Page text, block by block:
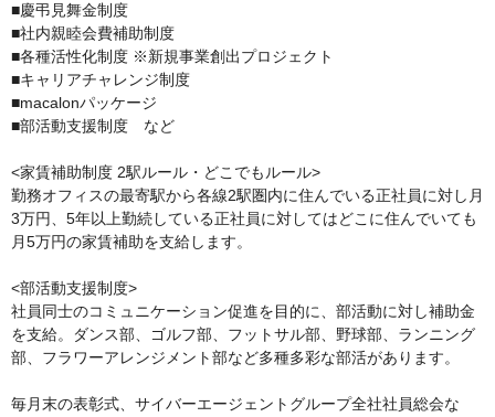
■慶弔見舞金制度
■社内親睦会費補助制度
■各種活性化制度 ※新規事業創出プロジェクト
■キャリアチャレンジ制度
■macalonパッケージ
■部活動支援制度　など
<家賃補助制度 2駅ルール・どこでもルール>
勤務オフィスの最寄駅から各線2駅圏内に住んでいる正社員に対し月
3万円、5年以上勤続している正社員に対してはどこに住んでいても
月5万円の家賃補助を支給します。
<部活動支援制度>
社員同士のコミュニケーション促進を目的に、部活動に対し補助金
を支給。ダンス部、ゴルフ部、フットサル部、野球部、ランニング
部、フラワーアレンジメント部など多種多彩な部活があります。
毎月末の表彰式、サイバーエージェントグループ全社社員総会な